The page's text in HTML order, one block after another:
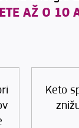
AŽ O 10
Keto